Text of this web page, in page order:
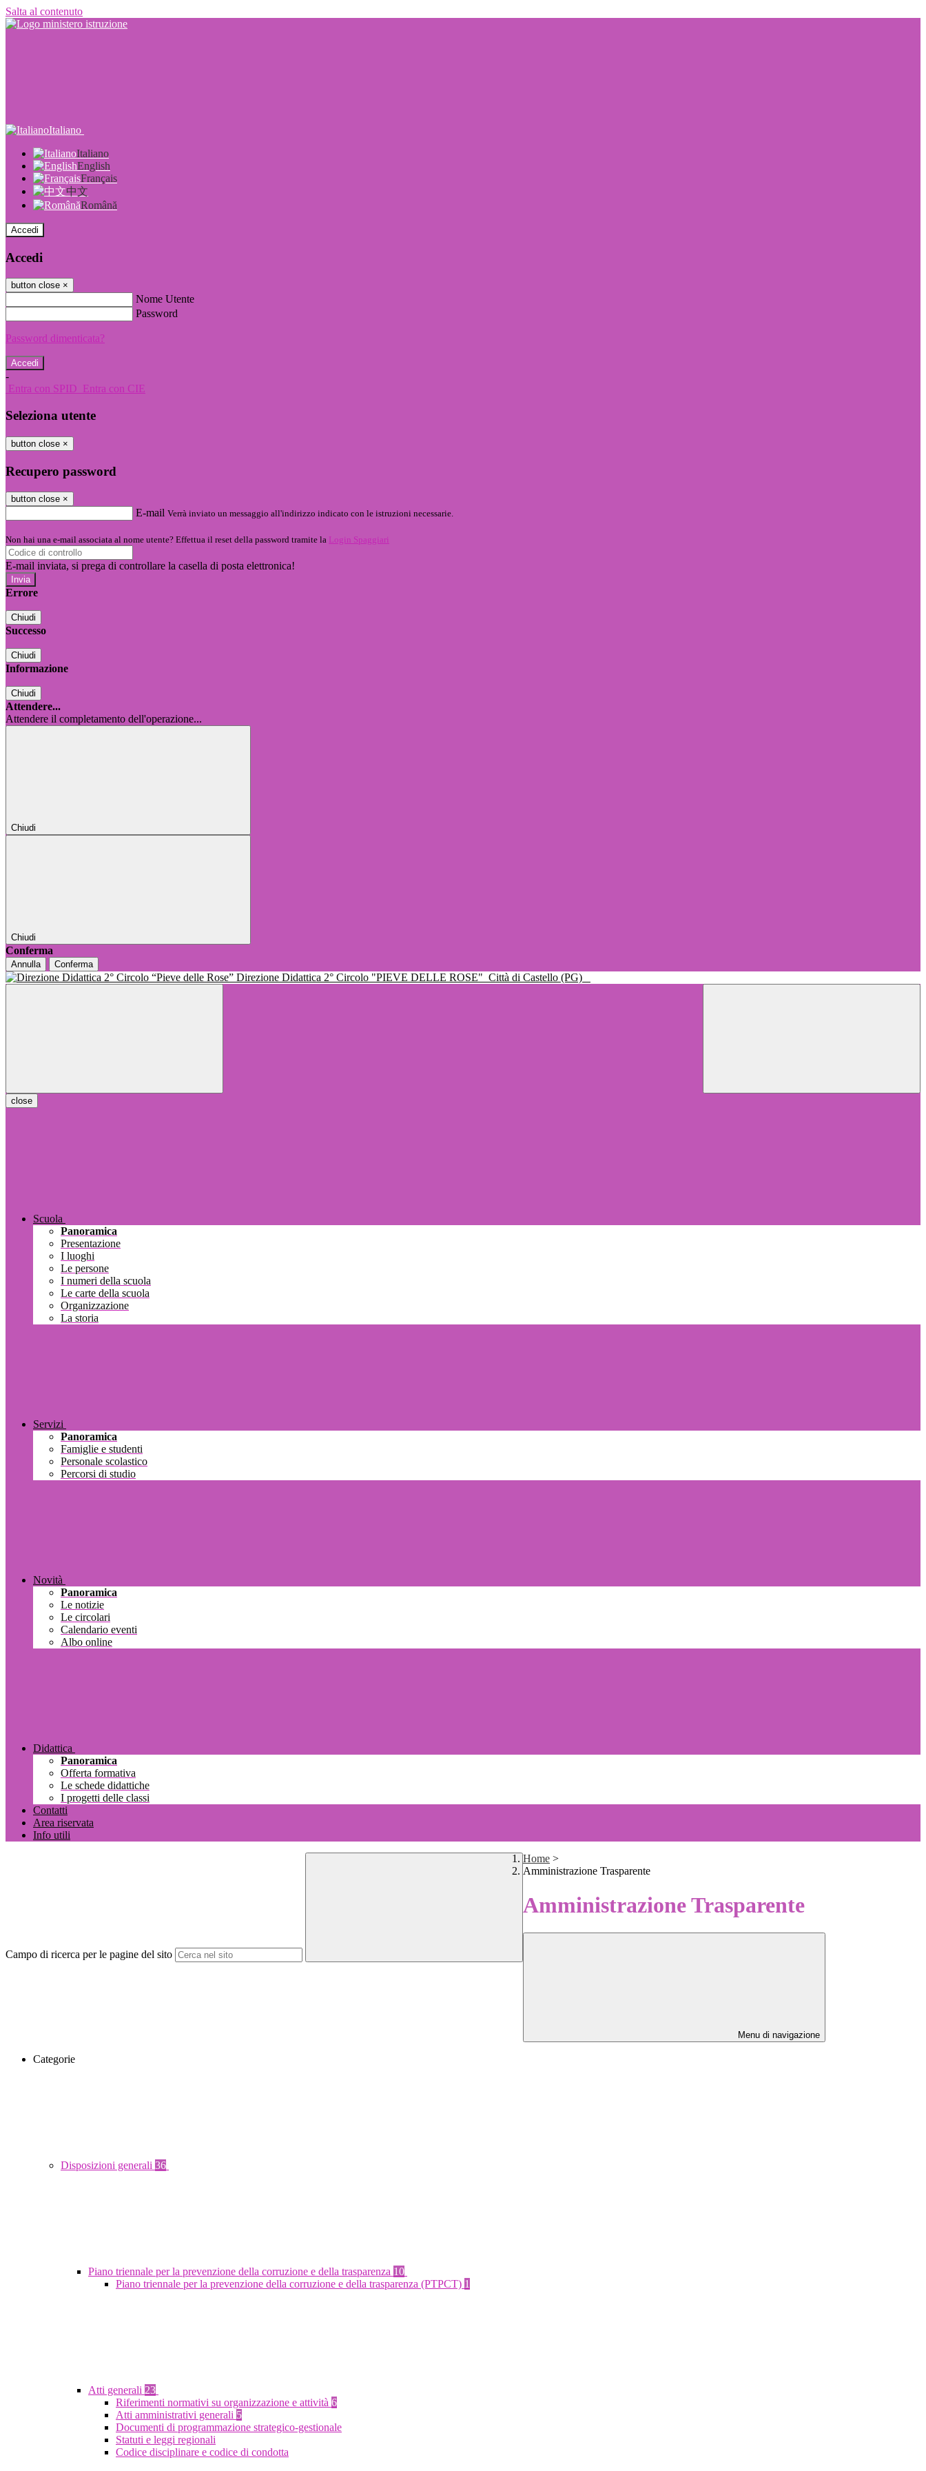
Salta al contenuto
Italiano
Italiano
English
Français
中文
Română
Accedi
Accedi
button close ×
Nome Utente
Password
Password dimenticata?
-
Entra con SPID Entra con CIE
Seleziona utente
button close ×
Recupero password
button close ×
E-mail Verrà inviato un messaggio all'indirizzo indicato con le istruzioni necessarie.
Non hai una e-mail associata al nome utente? Effettua il reset della password tramite la Login Spaggiari
E-mail inviata, si prega di controllare la casella di posta elettronica!
Errore
Chiudi
Successo
Chiudi
Informazione
Chiudi
Attendere...
Attendere il completamento dell'operazione...
Chiudi
Chiudi
Conferma
Annulla Conferma
Direzione Didattica 2° Circolo "PIEVE DELLE ROSE" Città di Castello (PG)
close
Scuola
Panoramica
Presentazione
I luoghi
Le persone
I numeri della scuola
Le carte della scuola
Organizzazione
La storia
Servizi
Panoramica
Famiglie e studenti
Personale scolastico
Percorsi di studio
Novità
Panoramica
Le notizie
Le circolari
Calendario eventi
Albo online
Didattica
Panoramica
Offerta formativa
Le schede didattiche
I progetti delle classi
Contatti
Area riservata
Info utili
Campo di ricerca per le pagine del sito
Home >
Amministrazione Trasparente
Amministrazione Trasparente
Menu di navigazione
Categorie
Disposizioni generali 36
Piano triennale per la prevenzione della corruzione e della trasparenza 10
Piano triennale per la prevenzione della corruzione e della trasparenza (PTPCT) 1
Atti generali 23
Riferimenti normativi su organizzazione e attività 6
Atti amministrativi generali 5
Documenti di programmazione strategico-gestionale
Statuti e leggi regionali
Codice disciplinare e codice di condotta